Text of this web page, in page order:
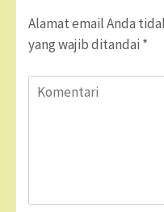
Alamat email Anda
yang wajib ditandai *
Komentari